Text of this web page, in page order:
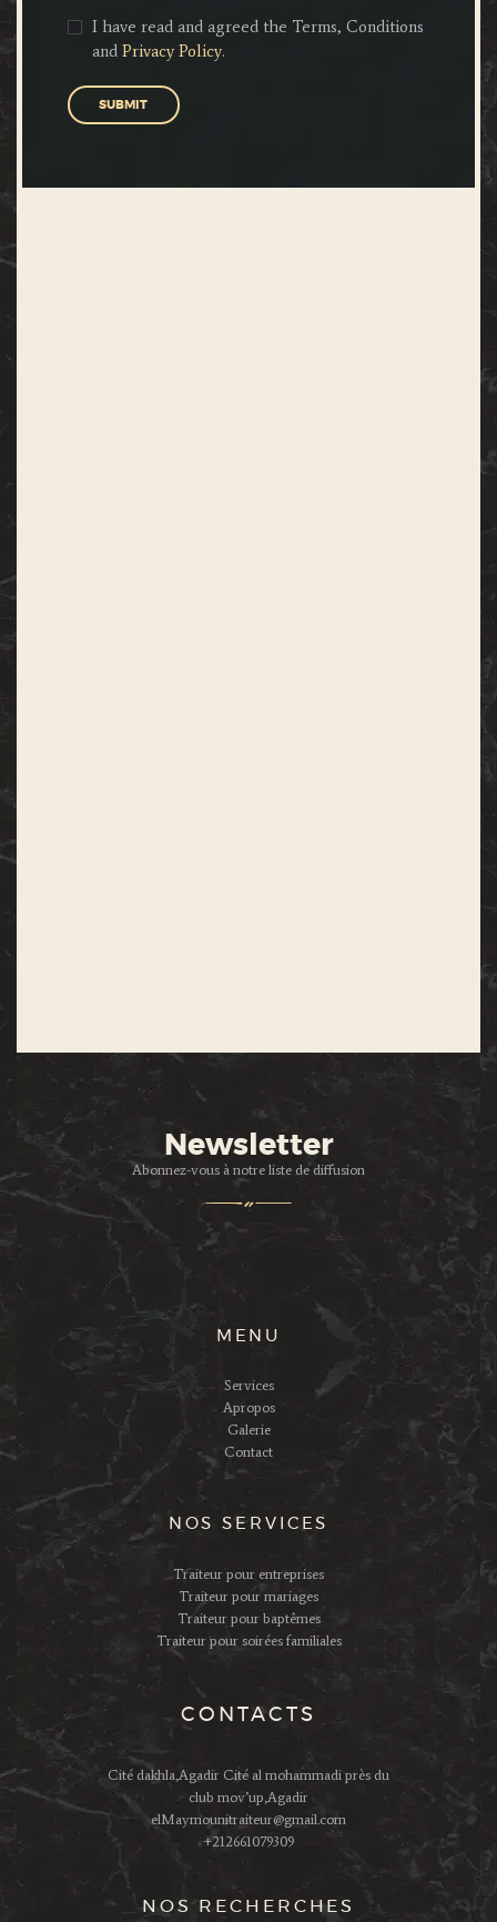
I have read and agreed the Terms, Conditions
andPrivacy Policy.
Newsletter
Abonnez-vous à notre liste de diffusion
MENU
Services
Apropos
Galerie
Contact
NOS SERVICES
Traiteur pour entreprises
Traiteur pour mariages
Traiteur pour baptêmes
Traiteur pour soirées familiales
CONTACTS
Cité dakhla,Agadir Cité al mohammadi près du
club mov’up,Agadir
elMaymounitraiteur@gmail.com
+212661079309
NOS RECHERCHES